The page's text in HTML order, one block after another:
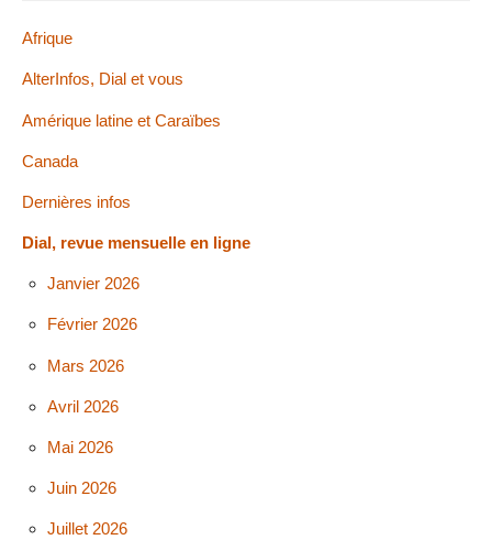
Afrique
AlterInfos, Dial et vous
Amérique latine et Caraïbes
Canada
Dernières infos
Dial, revue mensuelle en ligne
Janvier 2026
Février 2026
Mars 2026
Avril 2026
Mai 2026
Juin 2026
Juillet 2026